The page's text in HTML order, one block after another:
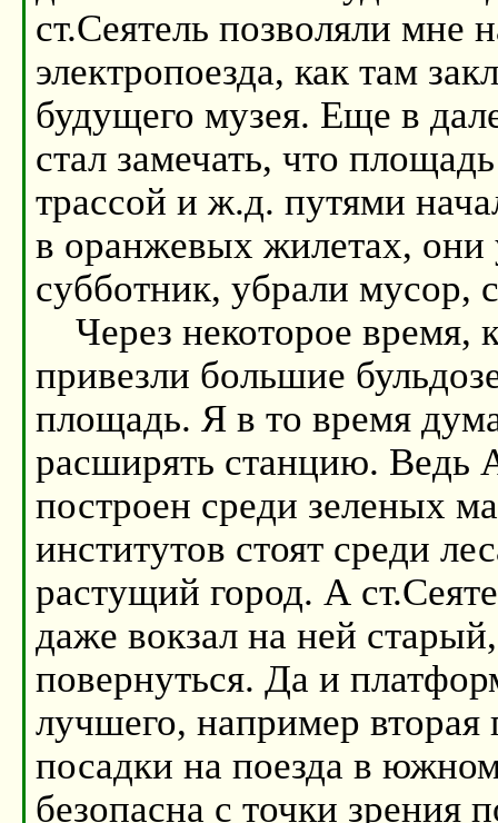
ст.Сеятель позволяли мне
электропоезда, как там
будущего музея. Еще в
стал замечать, что
трассой и ж.д. путями
в оранжевых жилетах, они
субботник, убрали мусор,
Через некоторое время,
привезли большие
площадь. Я в то время
расширять станцию. Ведь
построен среди зеленых
институтов стоят среди
растущий город. А
даже вокзал на ней
повернуться. Да и
лучшего, например вторая
посадки на поезда в
безопасна с точки зрения